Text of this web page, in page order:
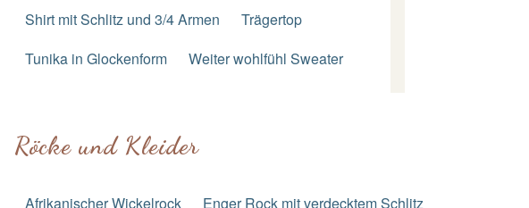
Shirt mit Schlitz und 3/4 Armen
Trägertop
Tunika in Glockenform
Weiter wohlfühl Sweater
Röcke und Kleider
Afrikanischer Wickelrock Enger Rock mit verdecktem Schlitz